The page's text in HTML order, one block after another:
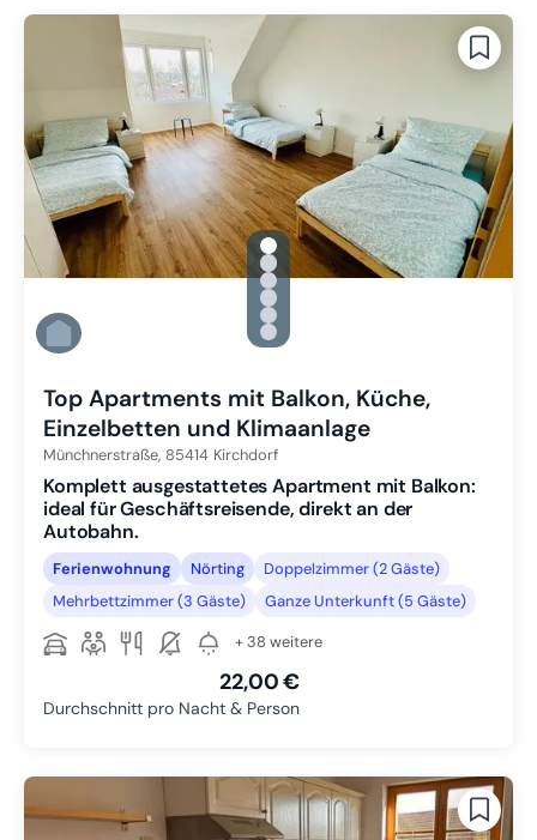
gallery.slide_selector
Zu Slide 1 wechseln
Zu Slide 2 wechseln
Zu Slide 3 wechseln
Zu Slide 4 wechseln
Zu Slide 5 wechseln
Zu Slide 6 wechseln
Top Apartments mit Balkon, Küche,
Einzelbetten und Klimaanlage
Münchnerstraße, 85414 Kirchdorf
Komplett ausgestattetes Apartment mit Balkon:
ideal für Geschäftsreisende, direkt an der
Autobahn.
Ferienwohnung Nörting
Doppelzimmer (2 Gäste)
Mehrbettzimmer (3 Gäste)
Ganze Unterkunft (5 Gäste)
+ 38 weitere
22,00 €
Durchschnitt pro Nacht & Person